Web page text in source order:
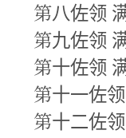
第八佐领
第九佐领
第十佐领
第十一佐
第十二佐